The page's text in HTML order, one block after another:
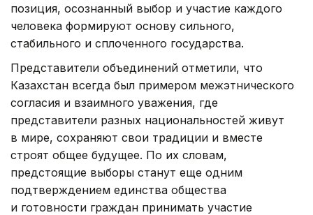
позиция, осознанный выбор и участие каждого
человека формируют основу сильного,
стабильного и сплоченного государства.
Представители объединений отметили, что
Казахстан всегда был примером межэтнического
согласия и взаимного уважения, где
представители разных национальностей живут
в мире, сохраняют свои традиции и вместе
строят общее будущее. По их словам,
предстоящие выборы станут еще одним
подтверждением единства общества
и готовности граждан принимать участие